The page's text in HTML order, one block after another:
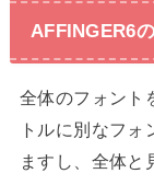
AFFINGER6
全体のフォント
トルに別なフ
ますし、全体と